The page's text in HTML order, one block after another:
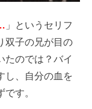
」というセリフ
双子の兄が目の
たのでは？バイ
し、自分の血を
す。